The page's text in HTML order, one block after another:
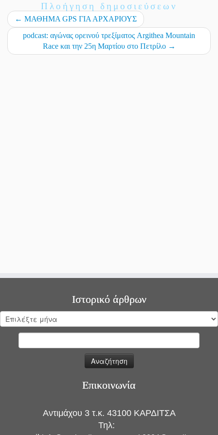
Πλοήγηση δημοσιεύσεων
← ΜΑΘΗΜΑ GPS ΓΙΑ ΑΡΧΑΡΙΟΥΣ
podcast: αγώνας ορεινού τρεξίματος Argithea Mountain
Race και την 25η Μαρτίου στο Πετρίλο →
Ιστορικό άρθρων
Ιστορικό
άρθρων
Επικοινωνία
Αντιμάχου 3 τ.κ. 43100 ΚΑΡΔΙΤΣΑ
Τηλ: